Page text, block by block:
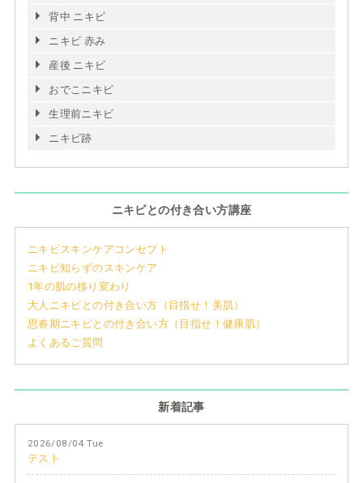
背中 ニキビ
ニキビ 赤み
産後 ニキビ
おでこニキビ
生理前ニキビ
ニキビ跡
ニキビとの付き合い方講座
ニキビスキンケアコンセプト
ニキビ知らずのスキンケア
1年の肌の移り変わり
大人ニキビとの付き合い方（目指せ！美肌）
思春期ニキビとの付き合い方（目指せ！健康肌）
よくあるご質問
新着記事
2026/08/04 Tue
テスト